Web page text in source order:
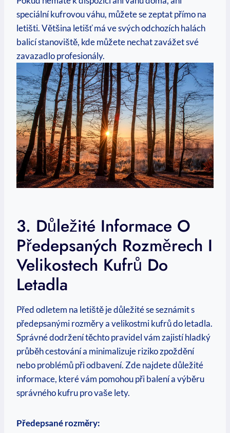
speciální kufrovou váhu, můžete se zeptat přímo na
letišti. Většina letišť má ve svých odchozích halách
balicí stanoviště, kde můžete nechat zavážet své
zavazadlo profesionály.
3. Důležité Informace O
Předepsaných Rozměrech I
Velikostech Kufrů Do
Letadla
Před odletem na letiště je důležité se seznámit s
předepsanými rozměry a velikostmi kufrů do letadla.
Správné dodržení těchto pravidel vám zajistí hladký
průběh cestování a minimalizuje riziko zpoždění
nebo problémů při odbavení. Zde najdete důležité
informace, které vám pomohou při balení a výběru
správného kufru pro vaše lety.
Předepsané rozměry: